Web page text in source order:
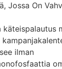
Jossa On
käteispalautus
ilman